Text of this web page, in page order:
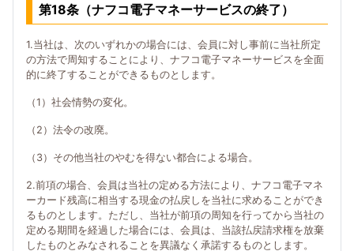
第18条（ナフコ電子マネーサービスの終了）
1.当社は、次のいずれかの場合には、会員に対し事前に当社所定
の方法で周知することにより、ナフコ電子マネーサービスを全面
的に終了することができるものとします。
（1）社会情勢の変化。
（2）法令の改廃。
（3）その他当社のやむを得ない都合による場合。
2.前項の場合、会員は当社の定める方法により、ナフコ電子マネ
ーカード残高に相当する現金の払戻しを当社に求めることができ
るものとします。ただし、当社が前項の周知を行ってから当社の
定める期間を経過した場合には、会員は、当該払戻請求権を放棄
したものとみなされることを異議なく承諾するものとします。